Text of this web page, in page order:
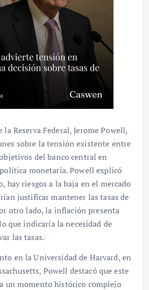
la Reserva Federal, Jerome Powell,
sobre la tensión existente entre
del banco central en
monetaria. Powell explicó
hay riesgos a la baja en el mercado
justificar mantener las tasas de
otro lado, la inflación presenta
que indicaría la necesidad de
las tasas.
en la Universidad de Harvard, en
Powell destacó que este
un momento histórico complejo